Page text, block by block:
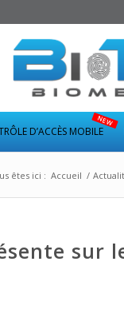
D’ACCÈS MOBILE
êtes ici : Accueil /
sur